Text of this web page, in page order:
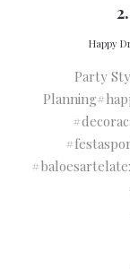
by
Happy
Party